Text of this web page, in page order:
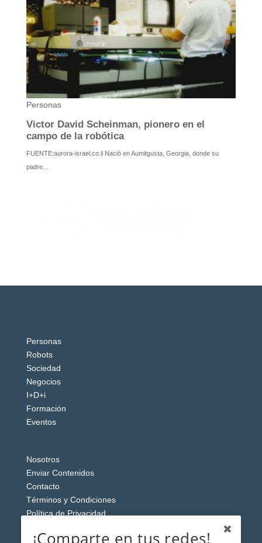
Personas
Robots
Sociedad
Negocios
I+D+i
Formación
Eventos
Nosotros
Enviar Contenidos
Contacto
Términos y Condiciones
Política de Privacidad
¡Comparte en tus redes!